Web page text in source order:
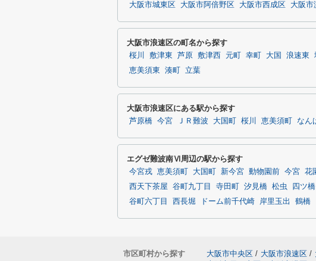
大阪市城東区
大阪市阿倍野区 大阪市西成区 大阪市
大阪市浪速区の町名から探す
桜川 敷津東 芦原 敷津西 元町 幸町 大国 浪速東
恵美須東
湊町 立葉
大阪市浪速区にある駅から探す
芦原橋 今宮 ＪＲ難波 大国町 桜川 恵美須町 なん
エグゼ難波南Ⅵ周辺の駅から探す
今宮戎 恵美須町 大国町 新今宮 動物園前 今宮 花
西天下茶屋
谷町九丁目 寺田町 汐見橋 松虫 四ツ橋
谷町六丁目
西長堀 ドーム前千代崎 岸里玉出 鶴橋
市区町村から探す 大阪市中央区 / 大阪市浪速区 /